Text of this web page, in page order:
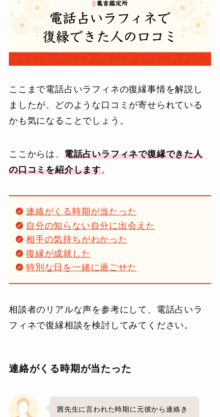
ここまで電話占いラフィネの復縁事情を解説し
ましたが、どのような口コミが寄せられている
かも気になることでしょう。
ここからは、 電話占いラフィネで復縁できた人
の口コミを紹介します。
連絡がくる時期が当たった
自分の知らない自分に出会えた
相手の気持ちがわかった
復縁が成就した
特別な日を一緒に過ごせた
相談者のリアルな声を参考にして、電話占いラ
フィネで復縁相談を検討してみてください。
連絡がくる時期が当たった
茜先生に言われた時期に元彼から連絡き